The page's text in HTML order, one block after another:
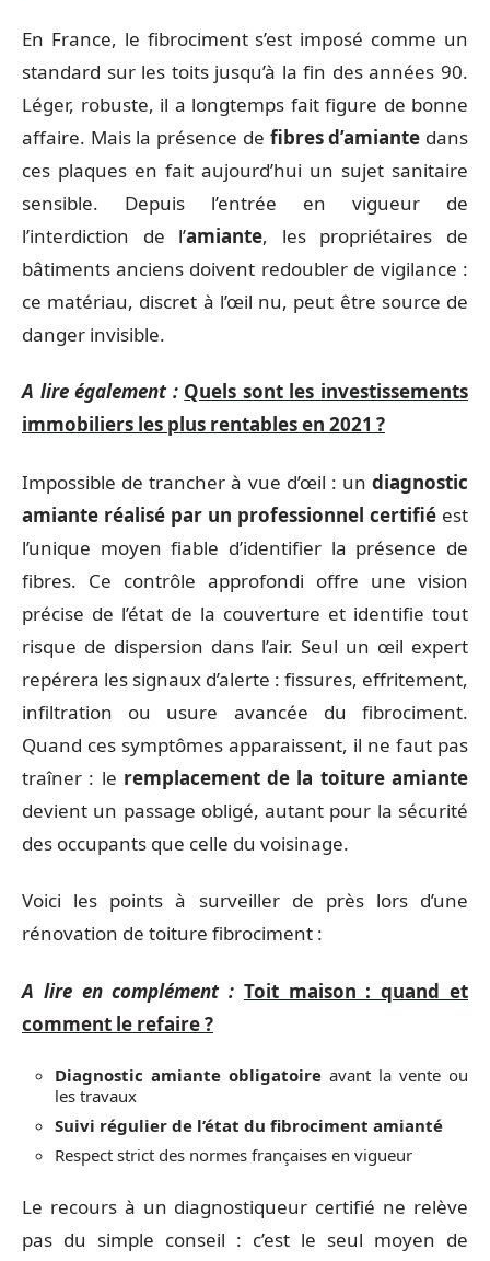
En France, le fibrociment s’est imposé comme un
standard sur les toits jusqu’à la fin des années 90.
Léger, robuste, il a longtemps fait figure de bonne
affaire. Mais la présence de fibres d’amiante dans
ces plaques en fait aujourd’hui un sujet sanitaire
sensible. Depuis l’entrée en vigueur de
l’interdiction de l’amiante, les propriétaires de
bâtiments anciens doivent redoubler de vigilance :
ce matériau, discret à l’œil nu, peut être source de
danger invisible.
A lire également : Quels sont les investissements
immobiliers les plus rentables en 2021 ?
Impossible de trancher à vue d’œil : un diagnostic
amiante réalisé par un professionnel certifié est
l’unique moyen fiable d’identifier la présence de
fibres. Ce contrôle approfondi offre une vision
précise de l’état de la couverture et identifie tout
risque de dispersion dans l’air. Seul un œil expert
repérera les signaux d’alerte : fissures, effritement,
infiltration ou usure avancée du fibrociment.
Quand ces symptômes apparaissent, il ne faut pas
traîner : le remplacement de la toiture amiante
devient un passage obligé, autant pour la sécurité
des occupants que celle du voisinage.
Voici les points à surveiller de près lors d’une
rénovation de toiture fibrociment :
A lire en complément : Toit maison : quand et
comment le refaire ?
Diagnostic amiante obligatoire avant la vente ou
les travaux
Suivi régulier de l’état du fibrociment amianté
Respect strict des normes françaises en vigueur
Le recours à un diagnostiqueur certifié ne relève
pas du simple conseil : c’est le seul moyen de